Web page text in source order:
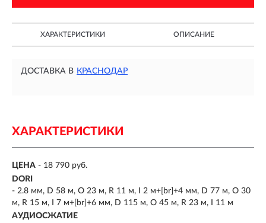
ХАРАКТЕРИСТИКИ ОПИСАНИЕ
ДОСТАВКА В КРАСНОДАР
ХАРАКТЕРИСТИКИ
ЦЕНА - 18 790 руб.
DORI
- 2.8 мм, D 58 м, O 23 м, R 11 м, I 2 м+[br]+4 мм, D 77 м, O 30
м, R 15 м, I 7 м+[br]+6 мм, D 115 м, O 45 м, R 23 м, I 11 м
АУДИОСЖАТИЕ